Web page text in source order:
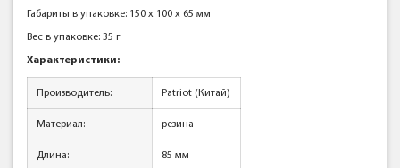
Габариты в упаковке: 150 x 100 x 65 мм
Вес в упаковке: 35 г
Характеристики:
Производитель: Patriot (Китай)
Материал: резина
Длина: 85 мм